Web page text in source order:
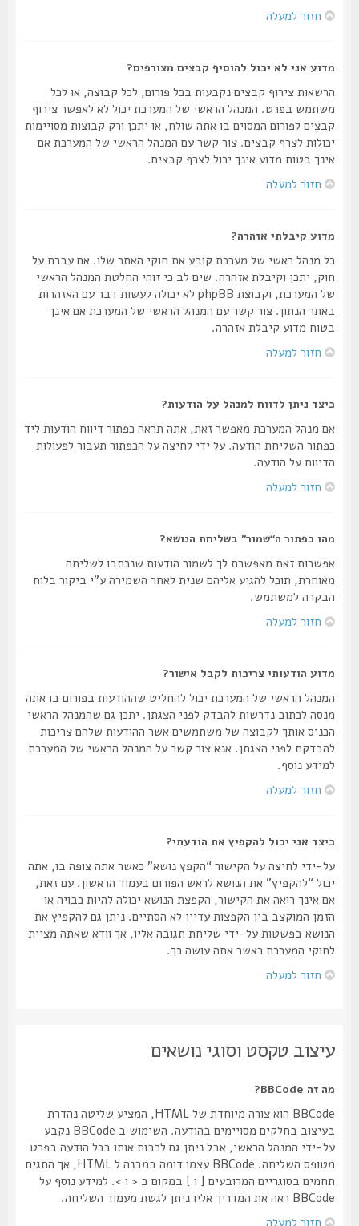
חזור למעלה
מדוע אני לא יכול להוסיף קבצים מצורפים?
הרשאות צירוף קבצים נקבעות בכל פורום, לכל קבוצה, או לכל
משתמש בפרט. המנהל הראשי של המערכת יכול לא לאפשר צירוף
קבצים לפורום המסוים בו אתה שולח, או יתכן ורק קבוצות מסויימות
יכולות לצרף קבצים. צור קשר עם המנהל הראשי של המערכת אם
אינך בטוח מדוע אינך יכול לצרף קבצים.
חזור למעלה
מדוע קיבלתי אזהרה?
כל מנהל ראשי של מערכת קובע את חוקי האתר שלו. אם עברת על
חוק, יתכן וקיבלת אזהרה. שים לב כי זוהי החלטת המנהל הראשי
של המערכת, וקבוצת phpBB לא יכולה לעשות דבר עם האזהרות
באתר הנתון. צור קשר עם המנהל הראשי של המערכת אם אינך
בטוח מדוע קיבלת אזהרה.
חזור למעלה
כיצד ניתן לדווח למנהל על הודעות?
אם מנהל המערכת מאפשר זאת, אתה תראה כפתור דיווח הודעות ליד
כפתור השליחת הודעה. על ידי לחיצה על הכפתור תעבור לפעולות
הדיווח על הודעה.
חזור למעלה
מהו כפתור ה“שמור” בשליחת הנושא?
אפשרות זאת מאפשרת לך לשמור הודעות שנכתבו לשליחה
מאוחרת, תוכל להגיע אליהם שנית לאחר השמירה ע"י ביקור בלוח
הבקרה למשתמש.
חזור למעלה
מדוע הודעותי צריכות לקבל אישור?
המנהל הראשי של המערכת יכול להחליט שההודעות בפורום בו אתה
מנסה לכתוב נדרשות להבדק לפני הצגתן. יתכן גם שהמנהל הראשי
הכניס אותך לקבוצה של משתמשים אשר ההודעות שלהם צריכות
להבדקת לפני הצגתן. אנא צור קשר על המנהל הראשי של המערכת
למידע נוסף.
חזור למעלה
כיצד אני יכול להקפיץ את הודעתי?
על-ידי לחיצה על הקישור “הקפץ נושא” כאשר אתה צופה בו, אתה
יכול “להקפיץ” את הנושא לראש הפורום בעמוד הראשון. עם זאת,
אם אינך רואה את הקישור, הקפצת הנושא יכולה להיות כבויה או
הזמן המוקצב בין הקפצות עדיין לא הסתיים. ניתן גם להקפיץ את
הנושא בפשטות על-ידי שליחת תגובה אליו, אך וודא שאתה מציית
לחוקי המערכת כאשר אתה עושה כך.
חזור למעלה
עיצוב טקסט וסוגי נושאים
מה זה BBCode?
BBCode הוא צורה מיוחדת של HTML, המציע שליטה נהדרת
בעיצוב בחלקים מסויימים בהודעה. השימוש ב BBCode נקבע
על-ידי המנהל הראשי, אבל ניתן גם לכבות אותו בכל הודעה בפרט
מטופס השליחה. BBCode עצמו דומה במבנה ל HTML, אך התגים
תחמים בסוגריים המרובעים [ ו ] במקום ב < ו >. למידע נוסף על
BBCode ראה את המדריך אליו ניתן לגשת מעמוד השליחה.
חזור למעלה